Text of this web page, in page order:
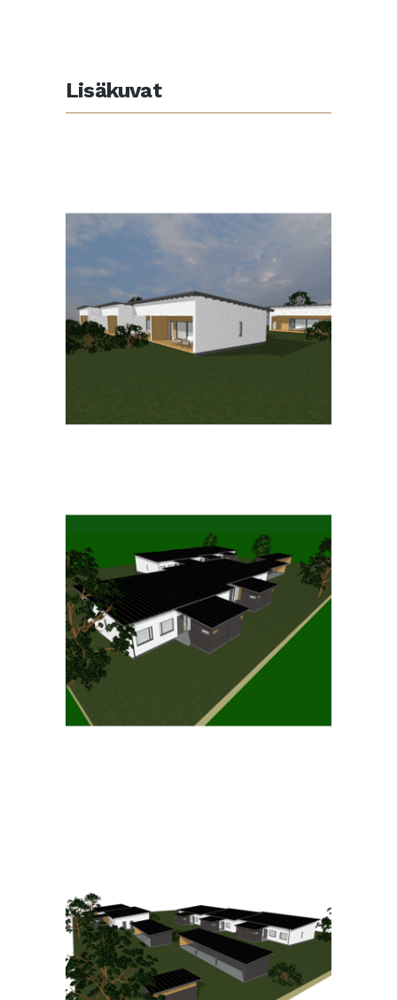
Lisäkuvat